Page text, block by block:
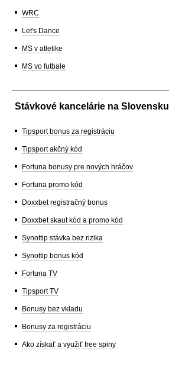
WRC
Let's Dance
MS v atletike
MS vo futbale
Stávkové kancelárie na Slovensku
Tipsport bonus za registráciu
Tipsport akčný kód
Fortuna bonusy pre nových hráčov
Fortuna promo kód
Doxxbet registračný bonus
Doxxbet skaut kód a promo kód
Synottip stávka bez rizika
Synottip bonus kód
Fortuna TV
Tipsport TV
Bonusy bez vkladu
Bonusy za registráciu
Ako získať a využiť free spiny